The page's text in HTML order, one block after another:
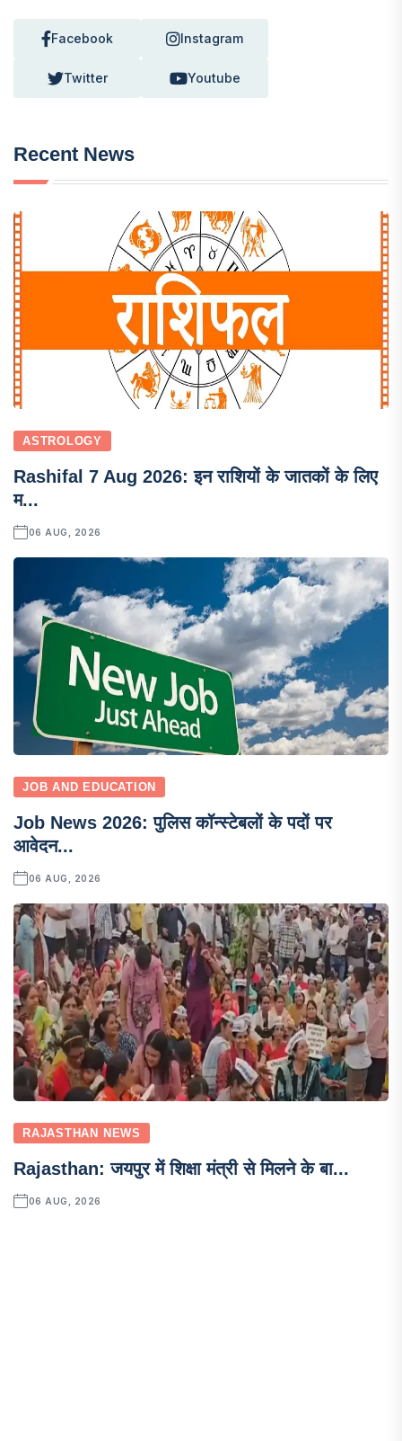
Facebook Instagram
Twitter Youtube
Recent News
ASTROLOGY
Rashifal 7 Aug 2026: इन राशियों के जातकों के लिए
म...
06 AUG, 2026
JOB AND EDUCATION
Job News 2026: पुलिस कॉन्स्टेबलों के पदों पर
आवेदन...
06 AUG, 2026
RAJASTHAN NEWS
Rajasthan: जयपुर में शिक्षा मंत्री से मिलने के बा...
06 AUG, 2026